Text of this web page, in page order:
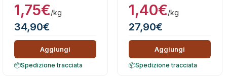
34,90€
1,75€/kg
Aggiungi
Spedizione tracciata
27,90€
1,40€/kg
Aggiungi
Spedizione tracciata